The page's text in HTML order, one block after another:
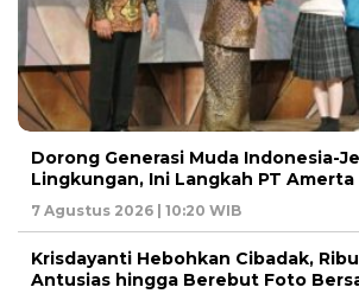
Dorong Generasi Muda Indonesia-
Lingkungan, Ini Langkah PT
7 Agustus 2026 | 10:20 WIB
Krisdayanti Hebohkan Cibadak,
Antusias hingga Berebut Foto